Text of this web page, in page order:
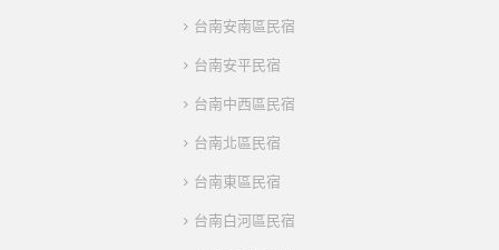
台南安南區民宿
台南安平民宿
台南中西區民宿
台南北區民宿
台南東區民宿
台南白河區民宿